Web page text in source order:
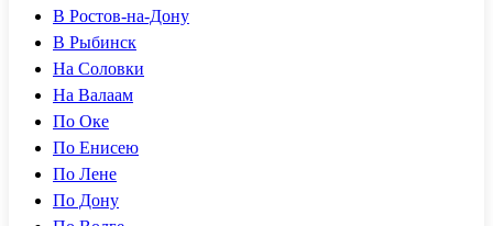
В Ростов-на-Дону
В Рыбинск
На Соловки
На Валаам
По Оке
По Енисею
По Лене
По Дону